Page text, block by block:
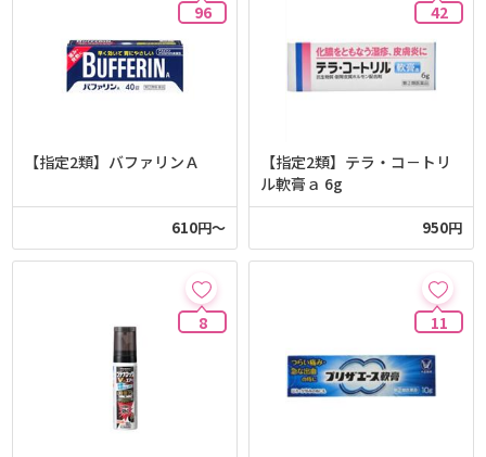
96
【指定2類】バファリンＡ
610円～
42
【指定2類】テラ・コ－トリ
ル軟膏ａ 6g
950円
8 11